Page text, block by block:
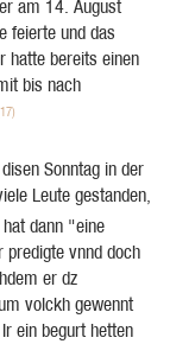
am 14. August
feierte und das
hatte bereits einen
bis nach
Sonntag in der
Leute gestanden,
dann "eine
vnnd doch
er dz
volckh gewennt
ein begurt hetten